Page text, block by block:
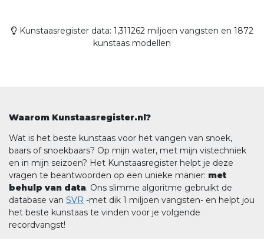
Kunstaasregister data: 1,311262 miljoen vangsten en 1872
kunstaas modellen
Waarom Kunstaasregister.nl?
Wat is het beste kunstaas voor het vangen van snoek,
baars of snoekbaars? Op mijn water, met mijn vistechniek
en in mijn seizoen? Het Kunstaasregister helpt je deze
vragen te beantwoorden op een unieke manier: met
behulp van data. Ons slimme algoritme gebruikt de
database van SVR -met dik 1 miljoen vangsten- en helpt jou
het beste kunstaas te vinden voor je volgende
recordvangst!